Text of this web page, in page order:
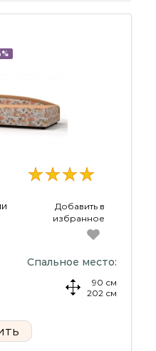
Добавить в
избранное
Спальное место:
90 см
202 см